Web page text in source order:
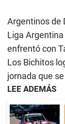
Argentinos de
Liga
enfrentó con
Los Bichitos
jornada que
LEE ADEMÁS